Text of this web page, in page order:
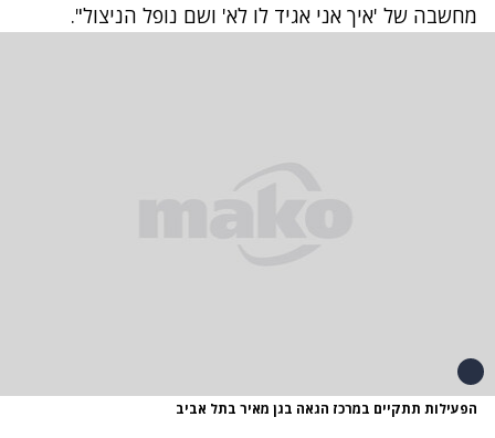
מחשבה של 'איך אני אגיד לו לא' ושם נופל הניצול".
הפעילות תתקיים במרכז הגאה בגן מאיר בתל אביב